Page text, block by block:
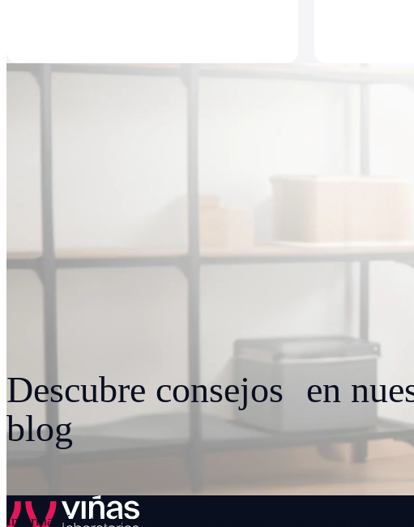
Descubre consejos en
blog
Información útil, recomendaciones prácticas y contenidos pensados